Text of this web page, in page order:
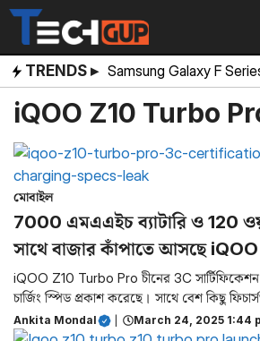
Skip
content
TRENDS ▸ Samsung Galaxy F
iQOO Z10 Turbo
মোবাইল
7000 এমএএইচ ব্যাটারি ও 120
সাথে বাজার কাঁপাতে আসছে
iQOO Z10 Turbo Pro চীনের 3C সার্টিফিকেশন
চার্জিং স্পিড প্রকাশ করেছে। সাথে বেশ কিছু
Ankita Mondal March 24, 2025 1:44